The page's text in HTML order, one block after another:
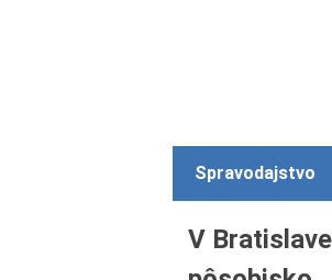
Spravodajstvo
V